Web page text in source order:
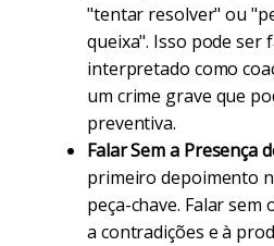
"tentar resolver" ou
queixa". Isso pode ser
interpretado como
um crime grave que
preventiva.
Falar Sem a Presença
primeiro depoimento
peça-chave. Falar
a contradições e à